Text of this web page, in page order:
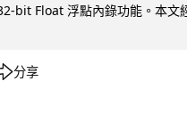
bit Float 浮點內錄功能。本文
分享